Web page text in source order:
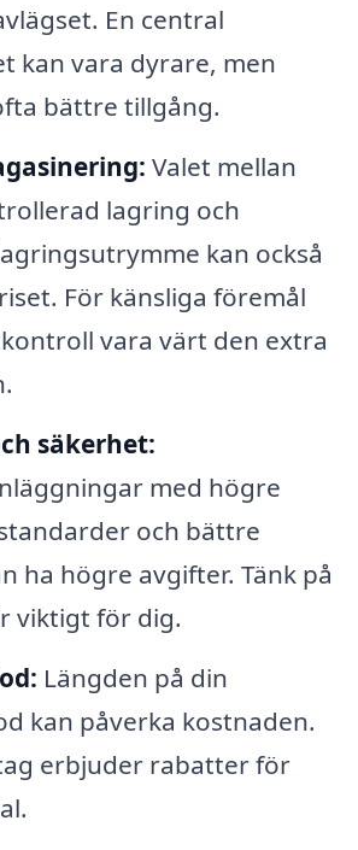
En central
kan vara dyrare, men
bättre tillgång.
Valet mellan
lagring och
kan också
För känsliga föremål
vara värt den extra
säkerhet:
med högre
och bättre
ha högre avgifter. Tänk på
viktigt för dig.
Längden på din
kan påverka kostnaden.
erbjuder rabatter för